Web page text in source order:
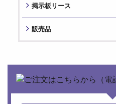
掲⽰板リース
販売品